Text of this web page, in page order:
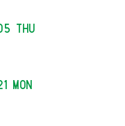
Thu
Mon